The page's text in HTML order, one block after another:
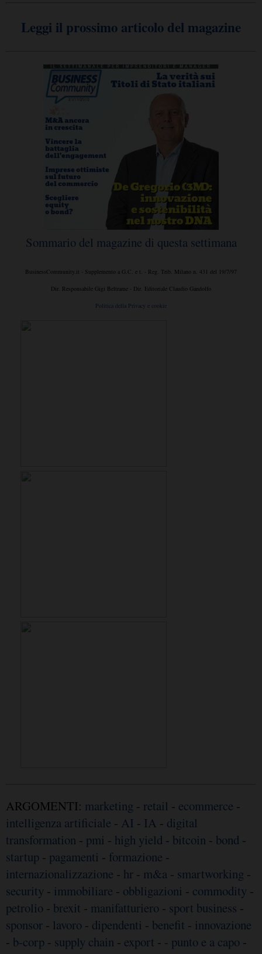
Leggi il prossimo articolo del magazine
Sommario del magazine di questa settimana
BusinessCommunity.it - Supplemento a G.C. e t. - Reg. Trib. Milano n. 431 del 19/7/97
Dir. Responsabile Gigi Beltrame - Dir. Editoriale Claudio Gandolfo
Politica della Privacy e cookie
ARGOMENTI: marketing - retail - ecommerce -
intelligenza artificiale - AI - IA - digital
transformation - pmi - high yield - bitcoin - bond -
startup - pagamenti - formazione -
internazionalizzazione - hr - m&a - smartworking -
security - immobiliare - obbligazioni - commodity -
petrolio - brexit - manifatturiero - sport business -
sponsor - lavoro - dipendenti - benefit - innovazione
- b-corp - supply chain - export - - punto e a capo -